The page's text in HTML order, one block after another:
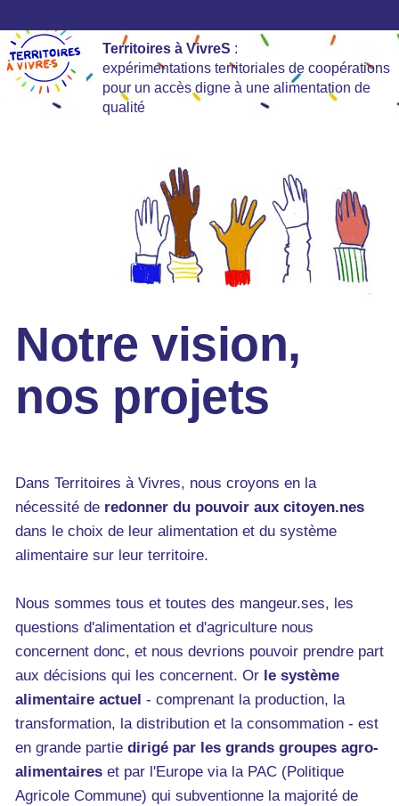
Territoires à VivreS :
expérimentations territoriales de coopérations
pour un accès digne à une alimentation de
qualité
Notre vision,
nos projets
Dans Territoires à Vivres, nous croyons en la
nécessité de redonner du pouvoir aux citoyen.nes
dans le choix de leur alimentation et du système
alimentaire sur leur territoire.
Nous sommes tous et toutes des mangeur.ses, les
questions d'alimentation et d'agriculture nous
concernent donc, et nous devrions pouvoir prendre part
aux décisions qui les concernent. Or le système
alimentaire actuel - comprenant la production, la
transformation, la distribution et la consommation - est
en grande partie dirigé par les grands groupes agro-
alimentaires et par l'Europe via la PAC (Politique
Agricole Commune) qui subventionne la majorité de